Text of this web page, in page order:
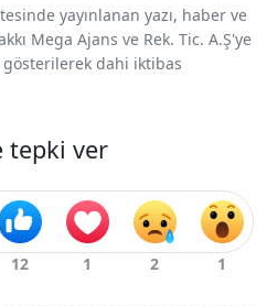
yayınlanan yazı, haber ve
Mega Ajans ve Rek. Tic. A.Ş'ye
dahi iktibas
tepki ver